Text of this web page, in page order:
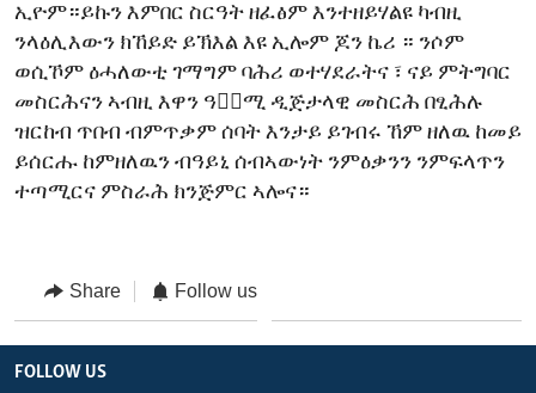
ኢዮም።ይኩን እምበር ስርዓት ዘፈፅም እንተዘይሃልዩ ካብዚ
ንላዕሊእውን ክኸይድ ይኽእል እዩ ኢሎም ጆን ኬሪ ። ንሶም
ወሲኾም ዕሓለውቲ ገማግም ባሕሪ ወተሃደራትና ፣ ናይ ምትግባር
መስርሕናን ኣብዚ እዋን ዓቅ፟ሚ ዲጅታላዊ መስርሕ በፂሕሉ
ዝርከብ ጥበብ ብምጥቃም ሰባት እንታይ ይገብሩ ኸም ዘለዉ ከመይ
ይሰርሑ ከምዘለዉን ብዓይኒ ሰብኣውነት ንምዕቃንን ንምፍላጥን
ተጣሚርና ምስራሕ ክንጅምር ኣሎና።
Share Follow us
FOLLOW US